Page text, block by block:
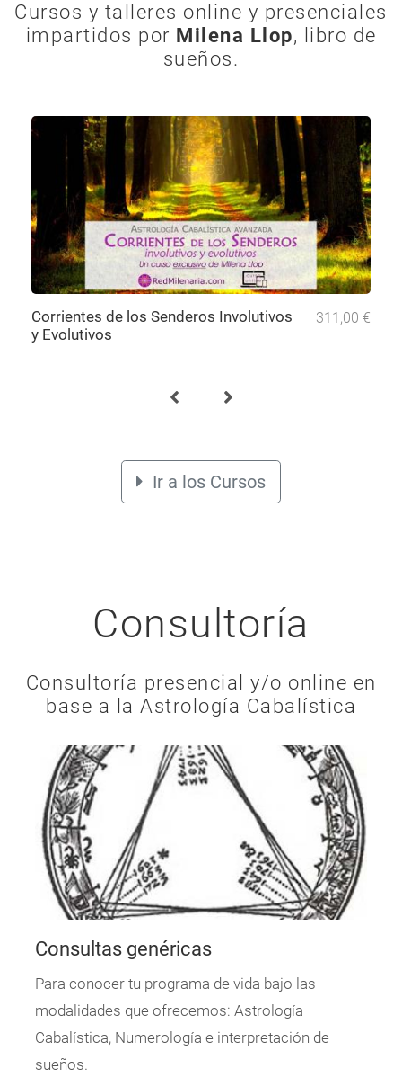
Cursos y talleres online y presenciales
impartidos por Milena Llop, libro de
sueños.
Corrientes de los Senderos Involutivos
y Evolutivos
311,00 €
Ir a los Cursos
Consultoría
Consultoría presencial y/o online en
base a la Astrología Cabalística
Consultas genéricas
Para conocer tu programa de vida bajo las
modalidades que ofrecemos: Astrología
Cabalística, Numerología e interpretación de
sueños.